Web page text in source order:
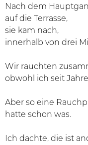
Nach dem
auf die Terrasse,
sie kam nach,
innerhalb von drei
Wir rauchten
obwohl ich seit
Aber so eine
hatte schon was.
Ich dachte, die ist